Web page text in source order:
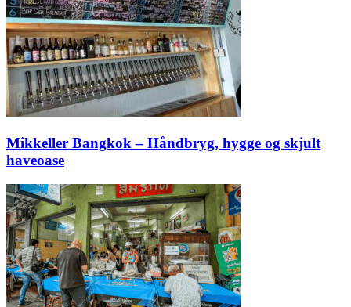
Mikkeller Bangkok – Håndbryg, hygge og skjult
haveoase